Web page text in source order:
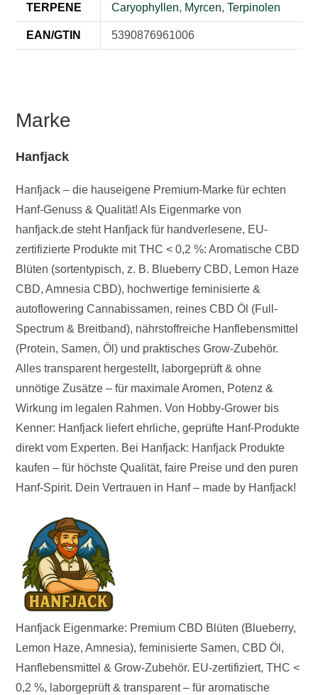
TERPENE Caryophyllen, Myrcen,Terpinolen
EAN/GTIN 5390876961006
Marke
Hanfjack
Hanfjack – die hauseigene Premium-Marke für echten
Hanf-Genuss & Qualität! Als Eigenmarke von
hanfjack.de steht Hanfjack für handverlesene, EU-
zertifizierte Produkte mit THC < 0,2 %: Aromatische CBD
Blüten (sortentypisch, z. B. Blueberry CBD, Lemon Haze
CBD, Amnesia CBD), hochwertige feminisierte &
autoflowering Cannabissamen, reines CBD Öl (Full-
Spectrum & Breitband), nährstoffreiche Hanflebensmittel
(Protein, Samen, Öl) und praktisches Grow-Zubehör.
Alles transparent hergestellt, laborgeprüft & ohne
unnötige Zusätze – für maximale Aromen, Potenz &
Wirkung im legalen Rahmen. Von Hobby-Grower bis
Kenner: Hanfjack liefert ehrliche, geprüfte Hanf-Produkte
direkt vom Experten. Bei Hanfjack: Hanfjack Produkte
kaufen – für höchste Qualität, faire Preise und den puren
Hanf-Spirit. Dein Vertrauen in Hanf – made by Hanfjack!
Hanfjack Eigenmarke: Premium CBD Blüten (Blueberry,
Lemon Haze, Amnesia), feminisierte Samen, CBD Öl,
Hanflebensmittel & Grow-Zubehör. EU-zertifiziert, THC <
0,2 %, laborgeprüft & transparent – für aromatische